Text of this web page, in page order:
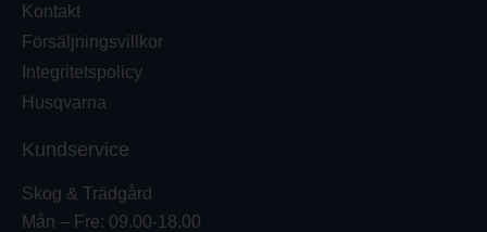
Kontakt
Försäljningsvillkor
Integritetspolicy
Husqvarna
Kundservice
Skog & Trädgård
Mån – Fre: 09.00-18.00